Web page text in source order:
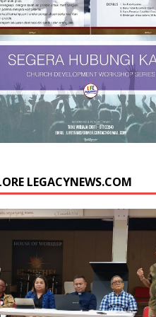
LEGACYNEWS.COM